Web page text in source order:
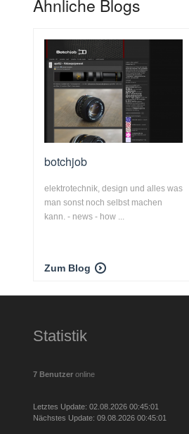
Ähnliche Blogs
botchjob
elektrotechnik, design und alles was
man sonst noch selbst machen
kann. - news - how ...
Zum Blog
Statistik
7 Benutzer online
Letztes Update: 02.08.2026 00:45:01
Nächstes Update: 09.08.2026 00:45:01